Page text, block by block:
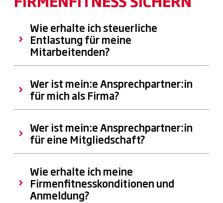
Wie erhalte ich steuerliche
Entlastung für meine
Mitarbeitenden?
Wer ist mein:e Ansprechpartner:in
für mich als Firma?
Wer ist mein:e Ansprechpartner:in
für eine Mitgliedschaft?
Wie erhalte ich meine
Firmenfitnesskonditionen und
Anmeldung?